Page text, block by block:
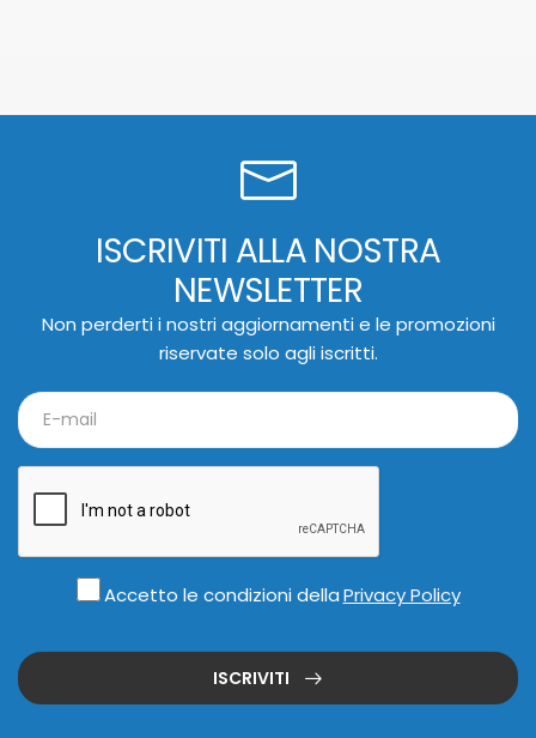
ISCRIVITI ALLA NOSTRA
NEWSLETTER
Non perderti i nostri aggiornamenti e le promozioni
riservate solo agli iscritti.
Accetto le condizioni dellaPrivacy Policy
ISCRIVITI